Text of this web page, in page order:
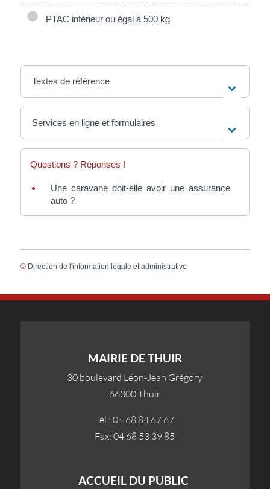
PTAC inférieur ou égal à 500 kg
Textes de référence
Services en ligne et formulaires
Questions ? Réponses !
Une caravane doit-elle avoir une assurance
auto ?
© Direction de l'information légale et administrative
MAIRIE DE THUIR
30 boulevard Léon-Jean Grégory
66300 Thuir
Tél.: 04 68 84 67 67
Fax: 04 68 53 39 85
ACCUEIL DU PUBLIC